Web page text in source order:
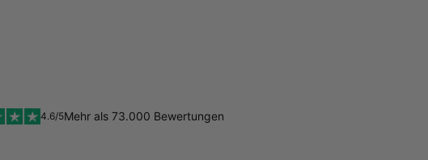
4.6/5Mehr als 73.000 Bewertungen